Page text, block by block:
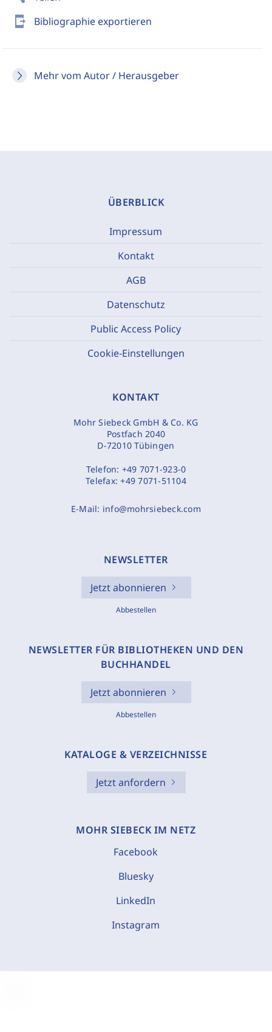
send_to_mobile Bibliographie exportieren
Mehr vom Autor / Herausgeber
ÜBERBLICK
Impressum
Kontakt
AGB
Datenschutz
Public Access Policy
Cookie-Einstellungen
KONTAKT
Mohr Siebeck GmbH & Co. KG
Postfach 2040
D-72010 Tübingen
Telefon: +49 7071-923-0
Telefax:+49 7071-51104
E-Mail: info@mohrsiebeck.com
NEWSLETTER
Jetzt abonnieren
Abbestellen
NEWSLETTER FÜR BIBLIOTHEKEN UND DEN
BUCHHANDEL
Jetzt abonnieren
Abbestellen
KATALOGE & VERZEICHNISSE
Jetzt anfordern
MOHR SIEBECK IM NETZ
Facebook
Bluesky
LinkedIn
Instagram